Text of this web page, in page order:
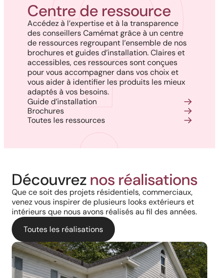
Centre de ressource
Accédez à l’expertise et à la transparence
des conseillers Camémat grâce à un centre
de ressources regroupant l’ensemble de nos
brochures et guides d’installation. Claires et
accessibles, ces ressources sont conçues
pour vous accompagner dans vos choix et
vous aider à identifier les produits les mieux
adaptés à vos besoins.
Guide d’installation
Brochures
Toutes les ressources
Découvreznos réalisations
Que ce soit des projets résidentiels, commerciaux,
venez vous inspirer de plusieurs looks extérieurs et
intérieurs que nous avons réalisés au fil des années.
Toutes les réalisations